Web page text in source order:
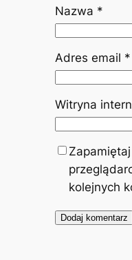
Nazwa *
Adres email *
Witryna
kolejnych